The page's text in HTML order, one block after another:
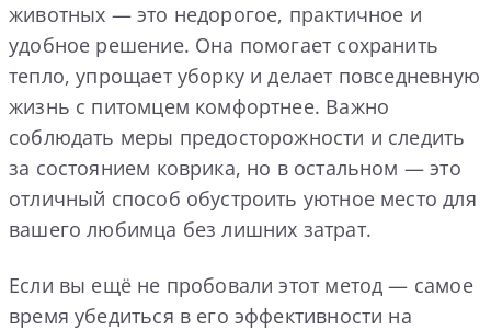
животных — это недорогое, практичное и
удобное решение. Она помогает сохранить
тепло, упрощает уборку и делает повседневную
жизнь с питомцем комфортнее. Важно
соблюдать меры предосторожности и следить
за состоянием коврика, но в остальном — это
отличный способ обустроить уютное место для
вашего любимца без лишних затрат.
Если вы ещё не пробовали этот метод — самое
время убедиться в его эффективности на